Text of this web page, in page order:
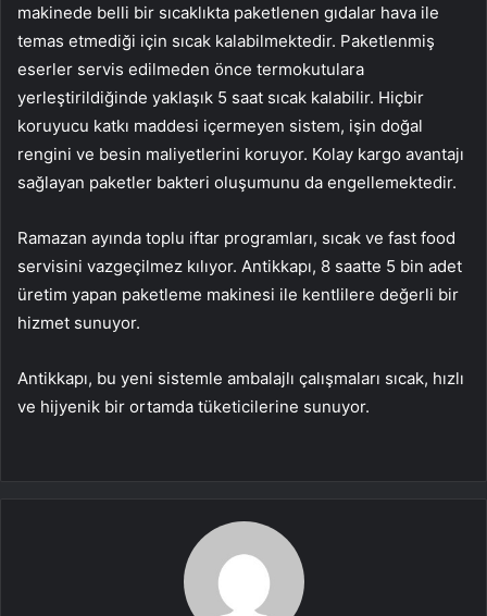
makinede belli bir sıcaklıkta paketlenen gıdalar hava ile
temas etmediği için sıcak kalabilmektedir. Paketlenmiş
eserler servis edilmeden önce termokutulara
yerleştirildiğinde yaklaşık 5 saat sıcak kalabilir. Hiçbir
koruyucu katkı maddesi içermeyen sistem, işin doğal
rengini ve besin maliyetlerini koruyor. Kolay kargo avantajı
sağlayan paketler bakteri oluşumunu da engellemektedir.
Ramazan ayında toplu iftar programları, sıcak ve fast food
servisini vazgeçilmez kılıyor. Antikkapı, 8 saatte 5 bin adet
üretim yapan paketleme makinesi ile kentlilere değerli bir
hizmet sunuyor.
Antikkapı, bu yeni sistemle ambalajlı çalışmaları sıcak, hızlı
ve hijyenik bir ortamda tüketicilerine sunuyor.